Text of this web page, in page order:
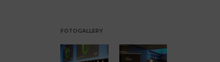
FOTOGALLERY